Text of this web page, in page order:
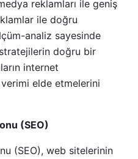
reklamları ile geniş
ile doğru
analiz sayesinde
doğru bir
internet
verimi elde etmelerini
(SEO)
(SEO), web sitelerinin